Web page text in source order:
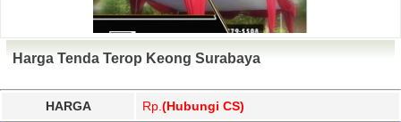
Harga Tenda Terop Keong Surabaya
HARGA Rp. (Hubungi CS)